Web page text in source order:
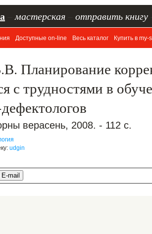
мастерская отправить книгу
Доступные on-line Весь каталог Купить в my-
Планирование
с трудностями в
верасень, 2008. - 112 с.
udgin